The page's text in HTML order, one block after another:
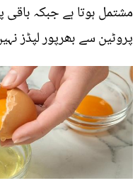
مشتمل ہوتا ہے جبکہ باقی
پروٹین سے بھرپور لپڈز